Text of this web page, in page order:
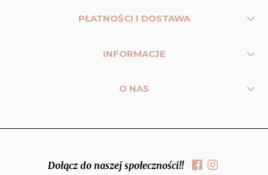
PŁATNOŚCI I DOSTAWA
INFORMACJE
O NAS
Dołącz do naszej społeczności!!